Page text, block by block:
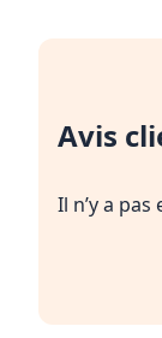
Avis
Il n’y a